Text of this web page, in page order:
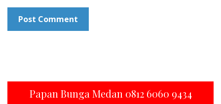
Papan Bunga Medan 0812 6060 9434